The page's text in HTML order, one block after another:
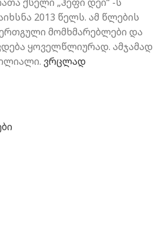
2013 წელს. ამ წლების
მომხმარებლები და
ყოველწლიურად. ამჯამად
ვრცლად